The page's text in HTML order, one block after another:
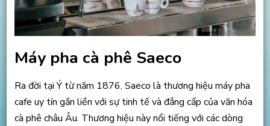
Máy pha cà phê Saeco
Ra đời tại Ý từ năm 1876, Saeco là thương hiệu máy pha
cafe uy tín gắn liền với sự tinh tế và đẳng cấp của văn hóa
cà phê châu Âu. Thương hiệu này nổi tiếng với các dòng